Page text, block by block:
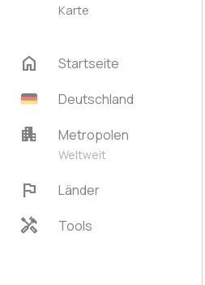
Karte
home
Startseite
Deutschland
apartment Metropolen
Weltweit
flag Länder
handyman Tools